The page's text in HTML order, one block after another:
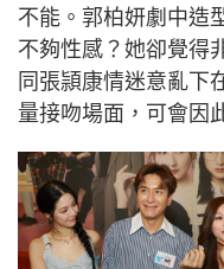
不能。郭柏妍劇中造
不夠性感？她卻覺得
同張頴康情迷意亂下
量接吻場面，可會因